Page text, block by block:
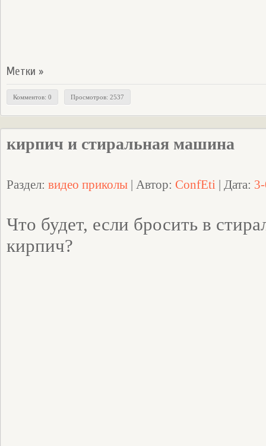
Метки »
Комментов: 0 Просмотров: 2537
кирпич и стиральная машина
Раздел: видео приколы | Автор: ConfEti | Дата:
Что будет, если бросить в
кирпич?